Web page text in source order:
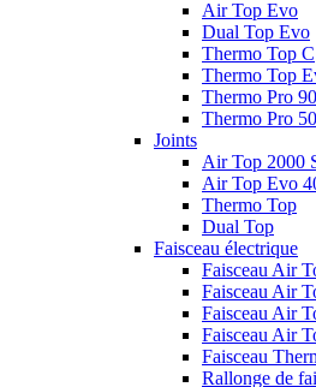
Air Top Evo
Dual Top Evo
Thermo Top C
Thermo Top
Thermo Pro 90
Thermo Pro 50
Joints
Air Top 2000
Air Top Evo
Thermo Top
Dual Top
Faisceau électrique
Faisceau Air
Faisceau Air
Faisceau Air
Faisceau Air
Faisceau
Rallonge de